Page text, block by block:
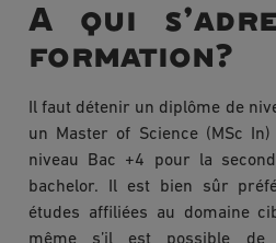
A qui
formation?
Il faut détenir un diplôme de
un Master of Science (MSc
niveau Bac +4 pour la
bachelor. Il est bien sûr
études affiliées au domaine